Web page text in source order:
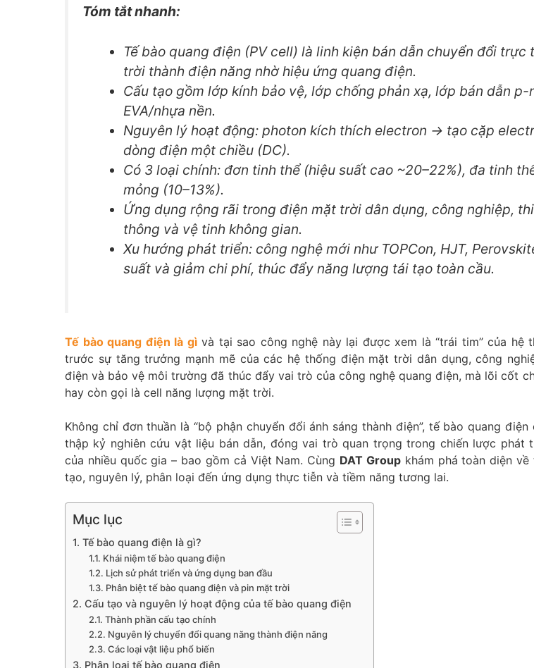
Tóm tắt nhanh:
Tế bào quang điện (PV cell) là linh kiện bán dẫn chuyển đổi trực
trời thành điện năng nhờ hiệu ứng quang điện.
Cấu tạo gồm lớp kính bảo vệ, lớp chống phản xạ, lớp bán dẫn
EVA/nhựa nền.
Nguyên lý hoạt động: photon kích thích electron → tạo cặp
dòng điện một chiều (DC).
Có 3 loại chính: đơn tinh thể (hiệu suất cao ~20–22%), đa tinh
mỏng (10–13%).
Ứng dụng rộng rãi trong điện mặt trời dân dụng, công nghiệp,
thông và vệ tinh không gian.
Xu hướng phát triển: công nghệ mới như TOPCon, HJT,
suất và giảm chi phí, thúc đẩy năng lượng tái tạo toàn cầu.
Tế bào quang điện là gìvà tại sao công nghệ này lại được xem là “trái tim” của hệ
trước sự tăng trưởng mạnh mẽ của các hệ thống điện mặt trời dân dụng, công
điện và bảo vệ môi trường đã thúc đẩy vai trò của công nghệ quang điện, mà lõi cốt
hay còn gọi là cell năng lượng mặt trời.
Không chỉ đơn thuần là “bộ phận chuyển đổi ánh sáng thành điện”, tế bào quang
thập kỷ nghiên cứu vật liệu bán dẫn, đóng vai trò quan trọng trong chiến lược phát
của nhiều quốc gia – bao gồm cả Việt Nam. Cùng DAT Groupkhám phá toàn diện về
tạo, nguyên lý, phân loại đến ứng dụng thực tiễn và tiềm năng tương lai.
Mục lục
1. Tế bào quang điện là gì?
1.1. Khái niệm tế bào quang điện
1.2. Lịch sử phát triển và ứng dụng ban đầu
1.3. Phân biệt tế bào quang điện và pin mặt trời
2. Cấu tạo và nguyên lý hoạt động của tế bào quang điện
2.1. Thành phần cấu tạo chính
2.2. Nguyên lý chuyển đổi quang năng thành điện năng
2.3. Các loại vật liệu phổ biến
3. Phân loại tế bào quang điện